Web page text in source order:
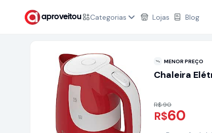
aproveitou Categorias Lojas Blog
MENOR PREÇO
Chaleira
R$ 90
R$60